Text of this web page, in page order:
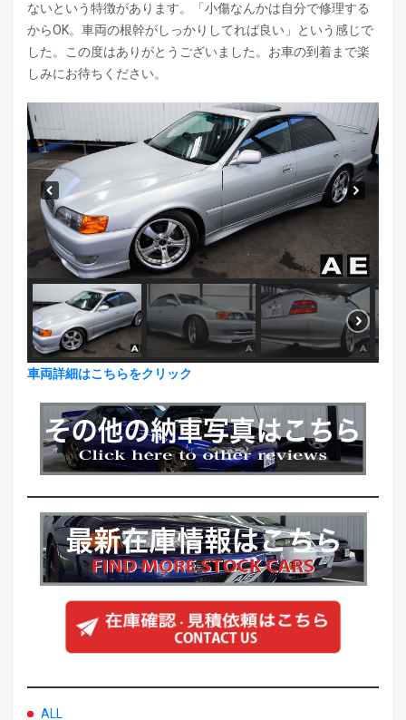
ないという特徴があります。「小傷なんかは自分で修理する
からOK。車両の根幹がしっかりしてれば良い」という感じで
した。この度はありがとうございました。お車の到着まで楽
しみにお待ちください。
車両詳細はこちらをクリック
ALL